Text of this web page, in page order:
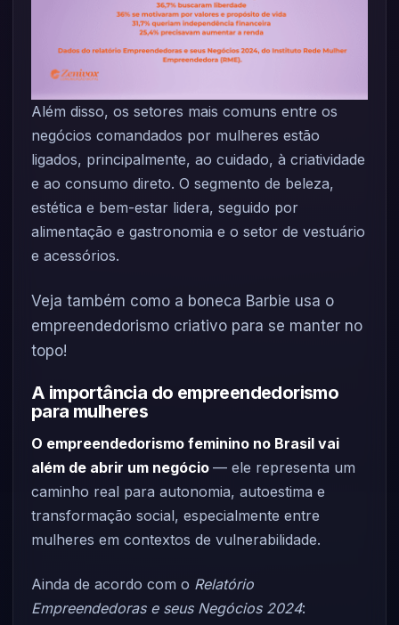
Além disso, os setores mais comuns entre os
negócios comandados por mulheres estão
ligados, principalmente, ao cuidado, à criatividade
e ao consumo direto. O segmento de beleza,
estética e bem-estar lidera, seguido por
alimentação e gastronomia e o setor de vestuário
e acessórios.
Veja também como a boneca Barbie usa o
empreendedorismo criativo para se manter no
topo!
A importância do empreendedorismo
para mulheres
O empreendedorismo feminino no Brasil vai
além de abrir um negócio — ele representa um
caminho real para autonomia, autoestima e
transformação social, especialmente entre
mulheres em contextos de vulnerabilidade.
Ainda de acordo com o Relatório
Empreendedoras e seus Negócios 2024: